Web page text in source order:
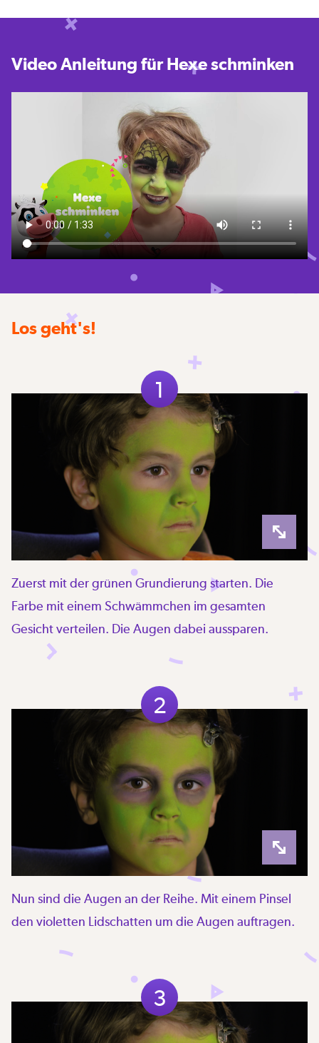
Video Anleitung für Hexe schminken
Los geht's!
1
Zuerst mit der grünen Grundierung starten. Die
Farbe mit einem Schwämmchen im gesamten
Gesicht verteilen. Die Augen dabei aussparen.
2
Nun sind die Augen an der Reihe. Mit einem Pinsel
den violetten Lidschatten um die Augen auftragen.
3